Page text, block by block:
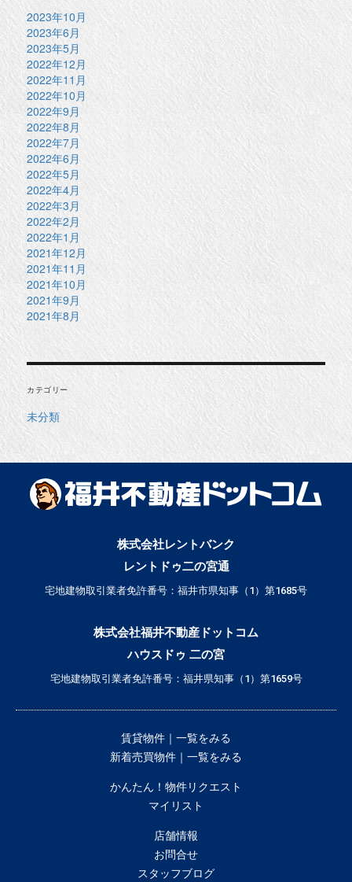
2023年10月
2023年6月
2023年5月
2022年12月
2022年11月
2022年10月
2022年9月
2022年8月
2022年7月
2022年6月
2022年5月
2022年4月
2022年3月
2022年2月
2022年1月
2021年12月
2021年11月
2021年10月
2021年9月
2021年8月
カテゴリー
未分類
株式会社レントバンク
レントドゥ二の宮通
宅地建物取引業者免許番号：福井市県知事（1）第1685号
株式会社福井不動産ドットコム
ハウスドゥ 二の宮
宅地建物取引業者免許番号：福井県知事（1）第1659号
賃貸物件｜一覧をみる
新着売買物件｜一覧をみる
かんたん！物件リクエスト
マイリスト
店舗情報
お問合せ
スタッフブログ